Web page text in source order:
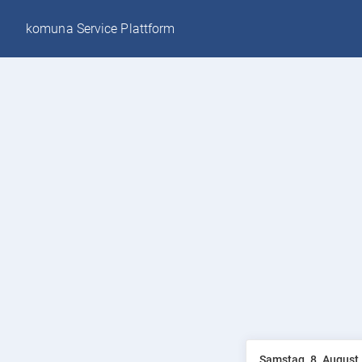
komuna Service Plattform
Samstag, 8. August